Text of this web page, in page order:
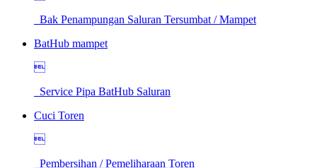
Bak Penampungan Saluran Tersumbat / Mampet
BatHub mampet

Service Pipa BatHub Saluran
Cuci Toren

Pembersihan / Pemeliharaan Toren